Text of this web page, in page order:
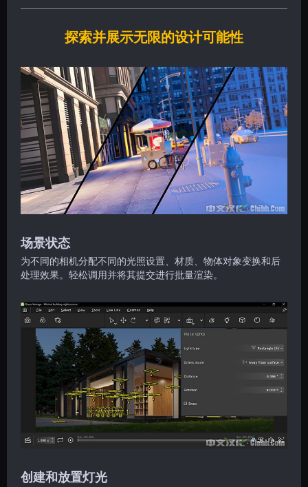
探索并展示无限的设计可能性
场景状态
为不同的相机分配不同的光照设置、材质、物体对象变换和后
处理效果。轻松调用并将其提交进行批量渲染。
创建和放置灯光